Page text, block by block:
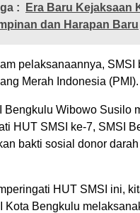
:
Era Baru Kejaksaan
dan Harapan Baru
pelaksanaannya, SMSI
Merah Indonesia (PMI).
Bengkulu Wibowo Susilo
HUT SMSI ke-7, SMSI
bakti sosial donor
HUT SMSI ini,
Kota Bengkulu